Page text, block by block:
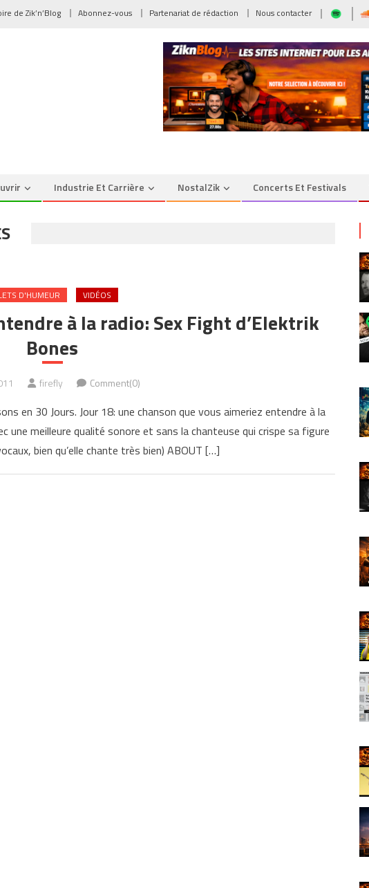
de Zik’n’Blog Abonnez-vous Partenariat de rédaction Nous contacter
Industrie Et Carrière NostalZik Concerts Et Festivals
D'HUMEUR VIDÉOS
à la radio: Sex Fight d’Elektrik
Bones
firefly Comment(0)
en 30 Jours. Jour 18: une chanson que vous aimeriez entendre à la
une meilleure qualité sonore et sans la chanteuse qui crispe sa figure
bien qu’elle chante très bien) ABOUT […]